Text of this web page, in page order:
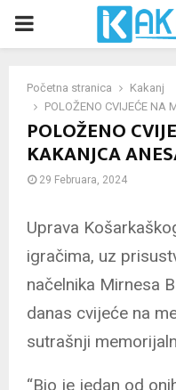
PRIMARY
Početna stranica
Kakanj
POLOŽENO CVIJEĆE NA
POLOŽENO
KAKANJCA
29 Februara, 2024
Uprava
igračima, uz
načelnika Mirnesa
danas cvijeće na
sutrašnji
“Bio je jedan od